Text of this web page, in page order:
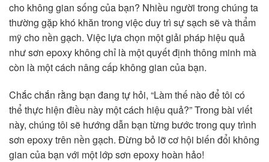
cho không gian sống của bạn? Nhiều người trong chúng ta
thường gặp khó khăn trong việc duy trì sự sạch sẽ và thẩm
mỹ cho nền gạch. Việc lựa chọn một giải pháp hiệu quả
như sơn epoxy không chỉ là một quyết định thông minh mà
còn là một cách nâng cấp không gian của bạn.
Chắc chắn rằng bạn đang tự hỏi, “Làm thế nào để tôi có
thể thực hiện điều này một cách hiệu quả?” Trong bài viết
này, chúng tôi sẽ hướng dẫn bạn từng bước trong quy trình
sơn epoxy trên nền gạch. Đừng bỏ lỡ cơ hội biến đổi không
gian của bạn với một lớp sơn epoxy hoàn hảo!